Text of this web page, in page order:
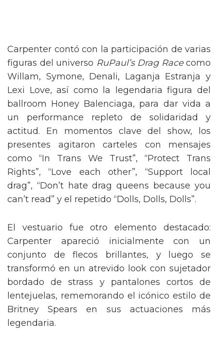
Carpenter contó con la participación de varias
figuras del universo RuPaul’s Drag Racecomo
Willam, Symone, Denali, Laganja Estranja y
Lexi Love, así como la legendaria figura del
ballroom Honey Balenciaga, para dar vida a
un performance repleto de solidaridad y
actitud. En momentos clave del show, los
presentes agitaron carteles con mensajes
como “In Trans We Trust”, “Protect Trans
Rights”, “Love each other”, “Support local
drag”, “Don’t hate drag queens because you
can’t read” y el repetido “Dolls, Dolls, Dolls”.
El vestuario fue otro elemento destacado:
Carpenter apareció inicialmente con un
conjunto de flecos brillantes, y luego se
transformó en un atrevido look con sujetador
bordado de strass y pantalones cortos de
lentejuelas, rememorando el icónico estilo de
Britney Spears en sus actuaciones más
legendaria.